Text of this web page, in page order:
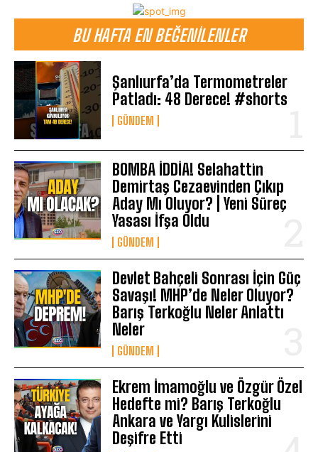
BU HAFTA EN BEĞENILENLER
Şanlıurfa’da Termometreler
Patladı: 48 Derece! #shorts
GÜNDEM
BOMBA İDDİA! Selahattin
Demirtaş Cezaevinden Çıkıp
Aday Mı Oluyor? | Yeni Süreç
Yasası İfşa Oldu
GÜNDEM
Devlet Bahçeli Sonrası İçin Güç
Savaşı! MHP’de Neler Oluyor?
Barış Terkoğlu Neler Anlattı
Neler
GÜNDEM
Ekrem İmamoğlu ve Özgür Özel
Hedefte mi? Barış Terkoğlu
Ankara ve Yargı Kulislerini
Deşifre Etti